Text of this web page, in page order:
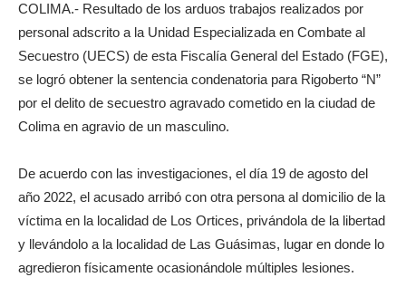
COLIMA.- Resultado de los arduos trabajos realizados por
personal adscrito a la Unidad Especializada en Combate al
Secuestro (UECS) de esta Fiscalía General del Estado (FGE),
se logró obtener la sentencia condenatoria para Rigoberto “N”
por el delito de secuestro agravado cometido en la ciudad de
Colima en agravio de un masculino.
De acuerdo con las investigaciones, el día 19 de agosto del
año 2022, el acusado arribó con otra persona al domicilio de la
víctima en la localidad de Los Ortices, privándola de la libertad
y llevándolo a la localidad de Las Guásimas, lugar en donde lo
agredieron físicamente ocasionándole múltiples lesiones.